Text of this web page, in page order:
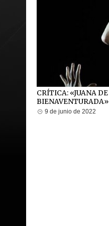
CRÍTICA: «JUANA
9 de junio de 2022